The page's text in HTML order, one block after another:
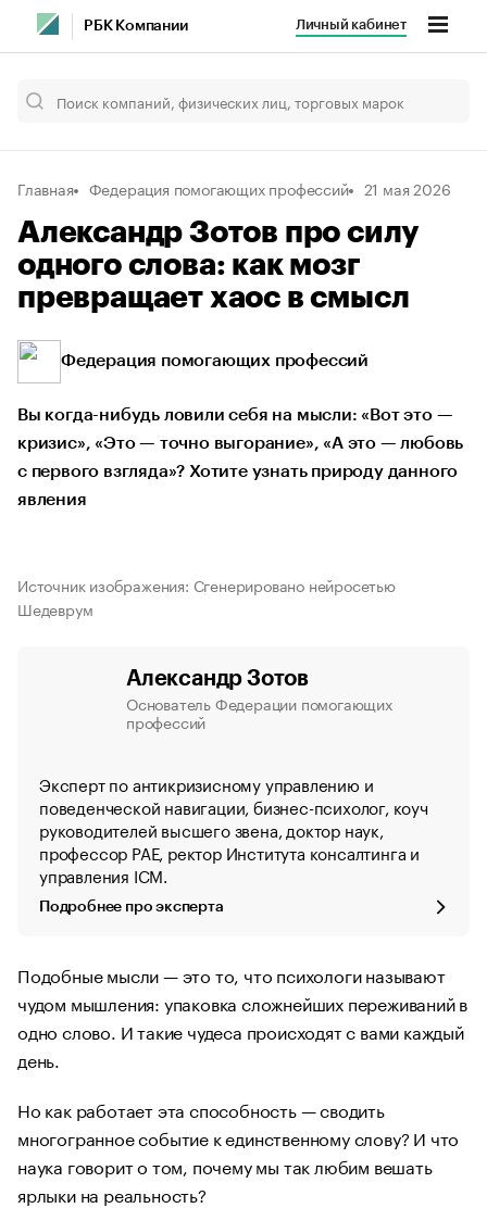
РБК Компании Личный кабинет
Главная Федерация помогающих профессий 21 мая 2026
Александр Зотов про силу
одного слова: как мозг
превращает хаос в смысл
Федерация помогающих профессий
Вы когда-нибудь ловили себя на мысли: «Вот это —
кризис», «Это — точно выгорание», «А это — любовь
с первого взгляда»? Хотите узнать природу данного
явления
Источник изображения: Сгенерировано нейросетью
Шедеврум
Александр Зотов
Основатель Федерации помогающих
профессий
Эксперт по антикризисному управлению и
поведенческой навигации, бизнес-психолог, коуч
руководителей высшего звена, доктор наук,
профессор РАЕ, ректор Института консалтинга и
управления ICM.
Подробнее про эксперта
Подобные мысли — это то, что психологи называют
чудом мышления: упаковка сложнейших переживаний в
одно слово. И такие чудеса происходят с вами каждый
день.
Но как работает эта способность — сводить
многогранное событие к единственному слову? И что
наука говорит о том, почему мы так любим вешать
ярлыки на реальность?